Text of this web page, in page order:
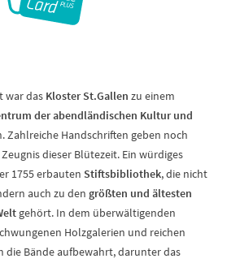
war das Kloster St.Gallen zu einem
der abendländischen Kultur und
Zahlreiche Handschriften geben noch
dieser Blütezeit. Ein würdiges
1755 erbauten Stiftsbibliothek, die nicht
auch zu den größten und ältesten
gehört. In dem überwältigenden
Holzgalerien und reichen
die Bände aufbewahrt, darunter das